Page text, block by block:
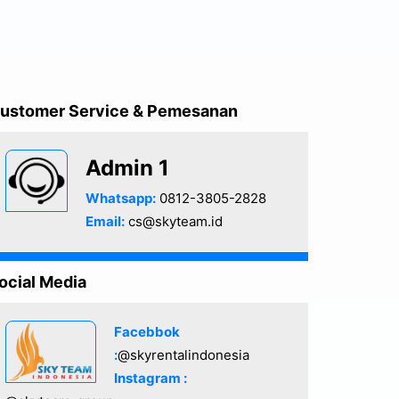
Service & Pemesanan
Admin 1
Whatsapp: 0812-3805-2828
Email: cs@skyteam.id
Media
Facebbok
:@skyrentalindonesia
Instagram :